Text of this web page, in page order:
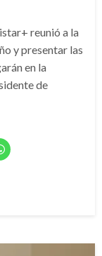
reunió a la
y presentar las
en la
de